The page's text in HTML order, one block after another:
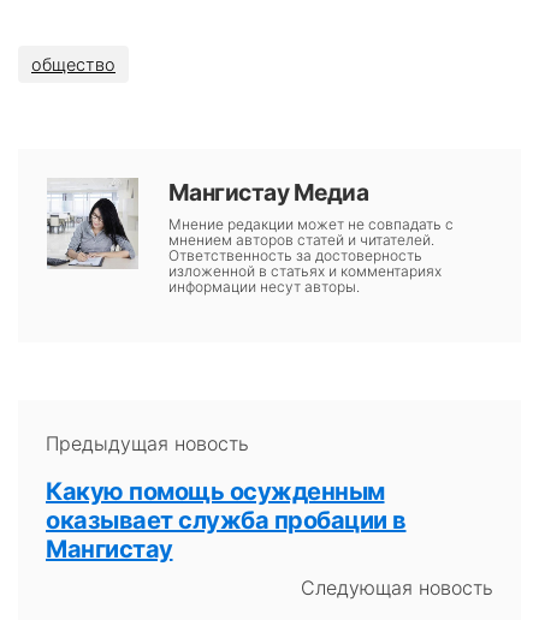
общество
Мангистау Медиа
Мнение редакции может не совпадать с
мнением авторов статей и читателей.
Ответственность за достоверность
изложенной в статьях и комментариях
информации несут авторы.
Предыдущая новость
Какую помощь осужденным
оказывает служба пробации в
Мангистау
Следующая новость